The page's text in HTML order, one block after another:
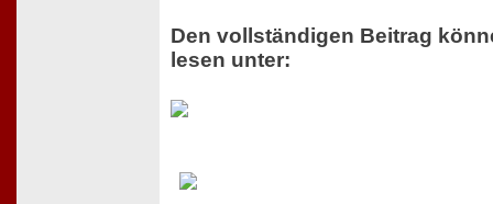
Den vollständigen Beitrag
lesen unter: